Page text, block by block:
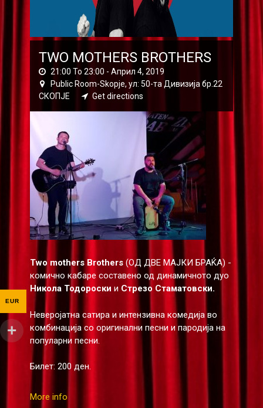
TWO MOTHERS BROTHERS
21:00 To 23:00 - Април 4, 2019
Public Room-Skopje, ул: 50-та Дивизија бр.22
СКОПЈЕ
Get directions
Two mothers Brothers(ОД ДВЕ МАЈКИ БРАЌА) -
комично кабаре составено од динамичното дуо
Никола Тодороски и Стрезо Стаматовски.
Неверојатна сатира и интензивна комедија во
комбинација со оригинални песни и пародија на
популарни песни.
Билет: 200 ден.
More info
EUR